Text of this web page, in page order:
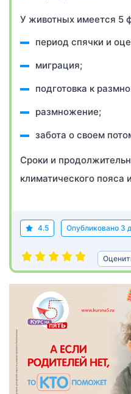
У животных имеется 5
период спячки и
миграция;
подготовка к
размножение;
забота о своем
Сроки и
климатического пояса
4.5 Опубликовано 3